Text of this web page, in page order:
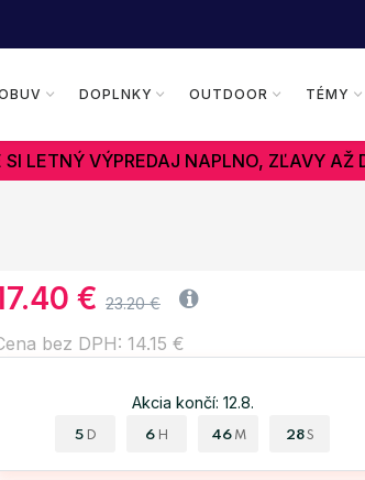
DOPLNKY OUTDOOR TÉMY
SI LETNÝ VÝPREDAJ NAPLNO, ZĽAVY AŽ
€ 23.20 €
bez DPH: 14.15 €
Akcia končí: 12.8.
5 D 6 H 46 M 27S